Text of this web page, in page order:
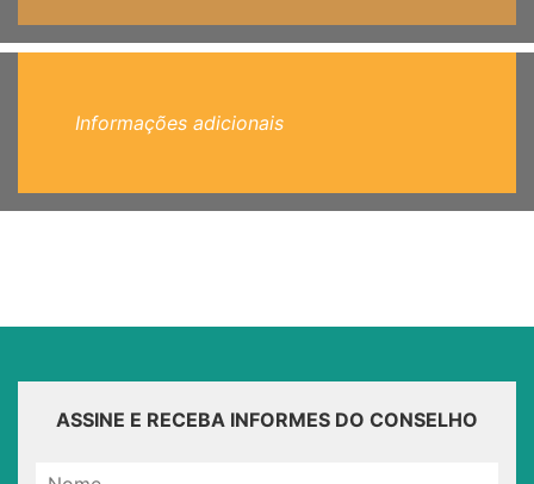
Informações adicionais
ASSINE E RECEBA INFORMES DO CONSELHO